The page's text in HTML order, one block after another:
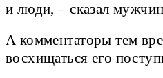
и люди, – сказал
А комментаторы тем
восхищаться его